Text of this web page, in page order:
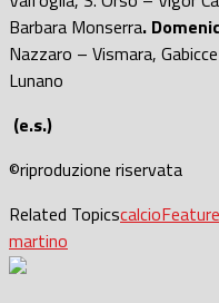
Barbara Monserra.
Nazzaro – Vismara,
Lunano
(e.s.)
©riproduzione riservata
Related Topicscalcio
martino